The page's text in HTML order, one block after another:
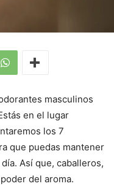
masculinos
en el lugar
los 7
que puedas mantener
Así que, caballeros,
del aroma.